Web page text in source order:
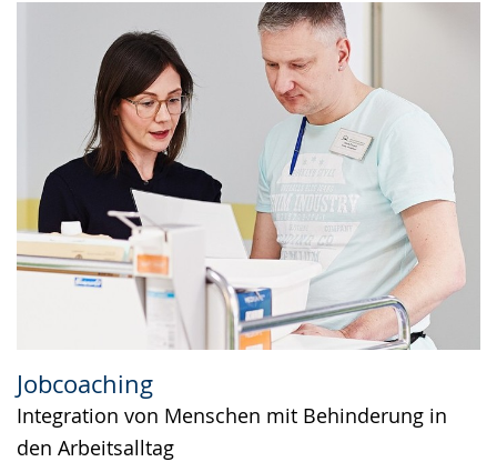
Jobcoaching
Integration von Menschen mit Behinderung in
den Arbeitsalltag